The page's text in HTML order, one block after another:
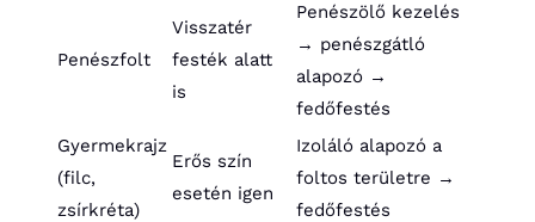
Penészfolt
Visszatér
festék alatt
is
Penészölő kezelés
→ penészgátló
alapozó →
fedőfestés
Gyermekrajz
(filc,
zsírkréta)
Erős szín
esetén igen
Izoláló alapozó a
foltos területre →
fedőfestés